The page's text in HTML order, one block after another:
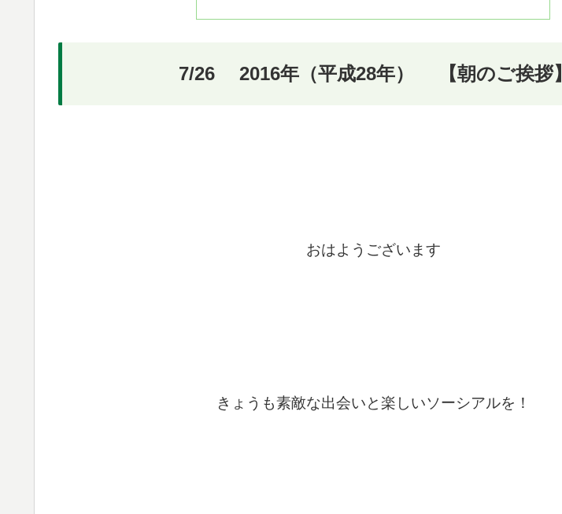
7/26 2016年（平成28年） 【朝のご挨拶】
おはようございます
きょうも素敵な出会いと楽しいソーシアルを！